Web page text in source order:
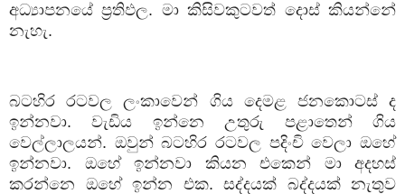
අධ්‍යාපනයේ ප්‍රතිඵල. මා කිසිවකුටවත් දොස් කියන්නේ
නැහැ.
බටහිර රටවල ලංකාවෙන් ගිය දෙමළ ජනකොටස්
ද
ඉන්නවා.වැඩිය ඉන්නෙ උතුරු පළාතෙන්
ගිය
වෙල්ලාලයන්. ඔවුන් බටහිර රටවල පදිංචි වෙලා ඔහේ
ඉන්නවා. ඔහේ ඉන්නවා කියන එකෙන් මා
අදහස්
කරන්නෙ
ඔහේ ඉන්න එක. සද්දයක් බද්දයක් නැතුව